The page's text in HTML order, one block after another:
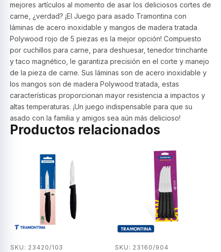
mejores artículos al momento de asar los deliciosos cortes de
carne, ¿verdad? ¡El Juego para asado Tramontina con
láminas de acero inoxidable y mangos de madera tratada
Polywood rojo de 5 piezas es la mejor opción! Compuesto
por cuchillos para carne, para deshuesar, tenedor trinchante
y taco magnético, le garantiza precisión en el corte y manejo
de la pieza de carne. Sus láminas son de acero inoxidable y
los mangos son de madera Polywood tratada, estas
características proporcionan mayor resistencia a impactos y
altas temperaturas. ¡Un juego indispensable para que su
asado con la familia y amigos sea aún más delicioso!
Productos relacionados
SKU: 23420/103 SKU: 23160/904